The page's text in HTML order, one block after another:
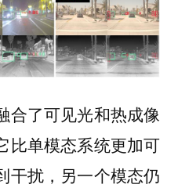
合了可见光和热成像
比单模态系统更加可
干扰，另一个模态仍